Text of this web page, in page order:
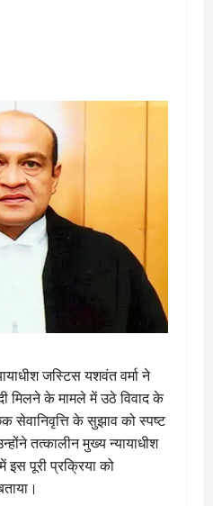
जस्टिस यशवंत वर्मा ने
के मामले में उठे विवाद के
सेवानिवृत्ति के सुझाव को स्पष्ट
तत्कालीन मुख्य न्यायाधीश
पूरी प्रक्रिया को